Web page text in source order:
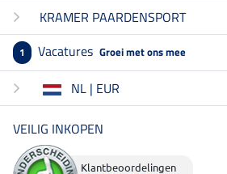
KRAMER PAARDENSPORT
1 Vacatures Groei met ons mee
NL | EUR
VEILIG INKOPEN
Klantbeoordelingen